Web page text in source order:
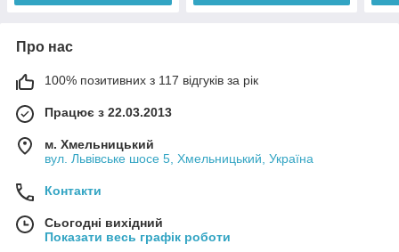
Про нас
100% позитивних з 117 відгуків за рік
Працює з 22.03.2013
м. Хмельницький
вул. Львівське шосе 5, Хмельницький, Україна
Контакти
Сьогодні вихідний
Показати весь графік роботи